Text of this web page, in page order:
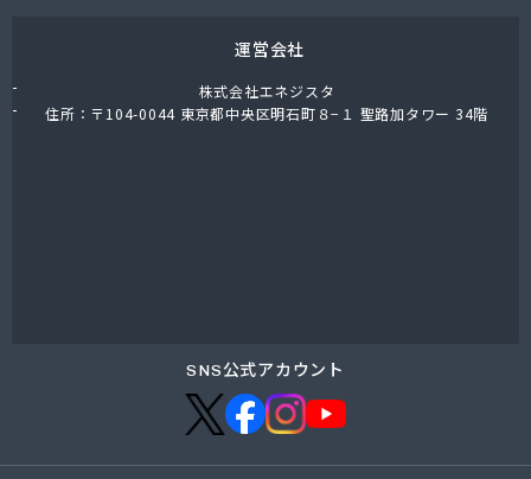
有限会社水国プロパン
有限会社赤木プロパン商会
有限会社綿谷プロパン商会
廣島エルピーガスターミナル株式会社
運営会社
株式会社エネジスタ
住所：〒104-0044 東京都中央区明石町８−１ 聖路加タワー 34階
SNS公式アカウント